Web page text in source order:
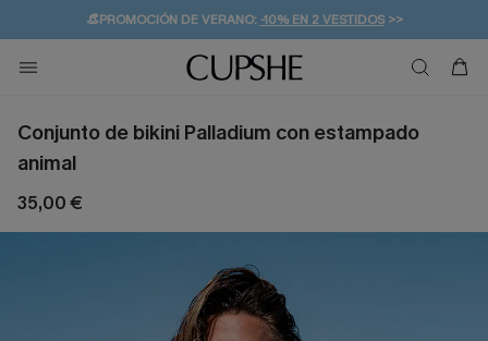
👒PROMOCIÓN DE VERANO:-10% EN 2 VESTIDOS>>
💌¡SUSCRIBIRSE & GANAR -10% EXTRA!
🚚ENVÍO GRATUITO A PARTIR DE 49 € >>
Conjunto de bikini Palladium con estampado
animal
35,00 €